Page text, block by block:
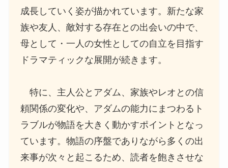
成長していく姿が描かれています。新たな家
族や友人、敵対する存在との出会いの中で、
母として・一人の女性としての自立を目指す
ドラマティックな展開が続きます。
特に、主人公とアダム、家族やレオとの信
頼関係の変化や、アダムの能力にまつわるト
ラブルが物語を大きく動かすポイントとなっ
ています。物語の序盤でありながら多くの出
来事が次々と起こるため、読者を飽きさせな